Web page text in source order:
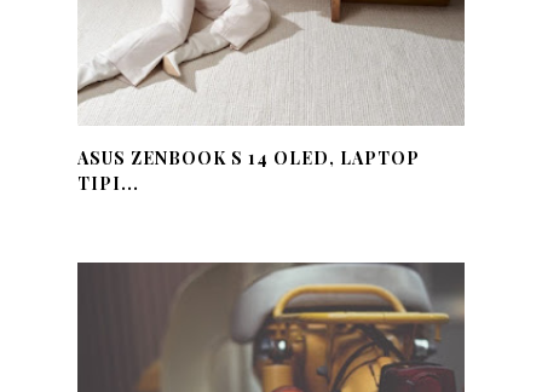
ASUS ZENBOOK S 14 OLED, LAPTOP
TIPI...